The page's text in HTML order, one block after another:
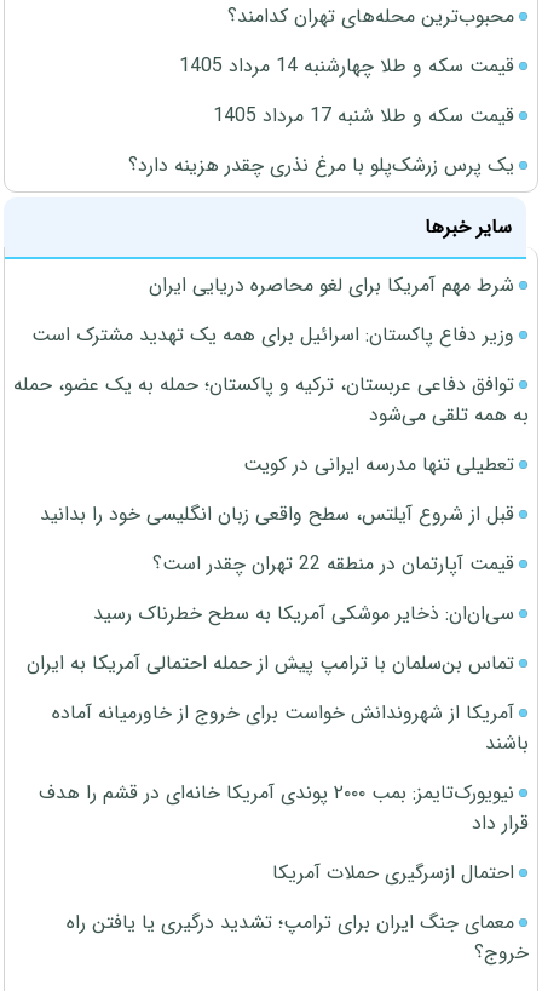
محبوب‌ترین محله‌های تهران کدامند؟
قیمت سکه و طلا چهارشنبه 14 مرداد 1405
قیمت سکه و طلا شنبه 17 مرداد 1405
یک پرس زرشک‌پلو با مرغ نذری چقدر هزینه دارد؟
سایر خبرها
شرط مهم آمریکا برای لغو محاصره دریایی ایران
وزیر دفاع پاکستان: اسرائیل برای همه یک تهدید مشترک است
توافق دفاعی عربستان، ترکیه و پاکستان؛ حمله به یک عضو، حمله
به همه تلقی می‌شود
تعطیلی تنها مدرسه ایرانی در کویت
قبل از شروع آیلتس، سطح واقعی زبان انگلیسی خود را بدانید
قیمت آپارتمان در منطقه 22 تهران چقدر است؟
سی‌ان‌ان: ذخایر موشکی آمریکا به سطح خطرناک رسید
تماس بن‌سلمان با ترامپ پیش از حمله احتمالی آمریکا به ایران
آمریکا از شهروندانش خواست برای خروج از خاورمیانه آماده
باشند
نیویورک‌تایمز: بمب ۲۰۰۰ پوندی آمریکا خانه‌ای در قشم را هدف
قرار داد
احتمال ازسرگیری حملات آمریکا
معمای جنگ ایران برای ترامپ؛ تشدید درگیری یا یافتن راه
خروج؟